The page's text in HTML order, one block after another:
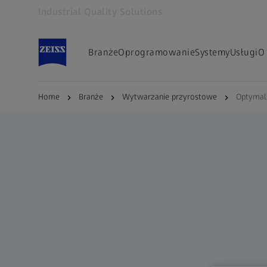
BranżeOprogramowanieSystemyUsługi
Home Branże Wytwarzanie przyrostowe